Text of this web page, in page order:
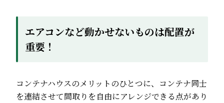
エアコンなど動かせないものは配置が
重要！
コンテナハウスのメリットのひとつに、コンテナ同士
を連結させて間取りを自由にアレンジできる点があり